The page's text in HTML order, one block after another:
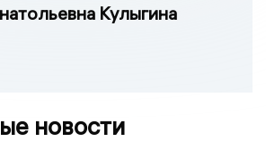
Кулыгина
новости